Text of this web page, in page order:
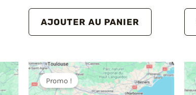
était : est :
AJOUTER AU PANIER
Promo !